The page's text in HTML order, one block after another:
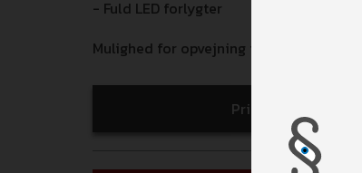
- Fuld LED forlygter
Mulighed for opvejning til 3.650 kg
Print